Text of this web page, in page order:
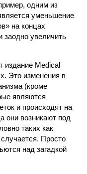
одним из
уменьшение
на концах
заодно увеличить
издание Medical
Это изменения в
(кроме
являются
и происходят на
они возникают под
таких как
Просто
над загадкой